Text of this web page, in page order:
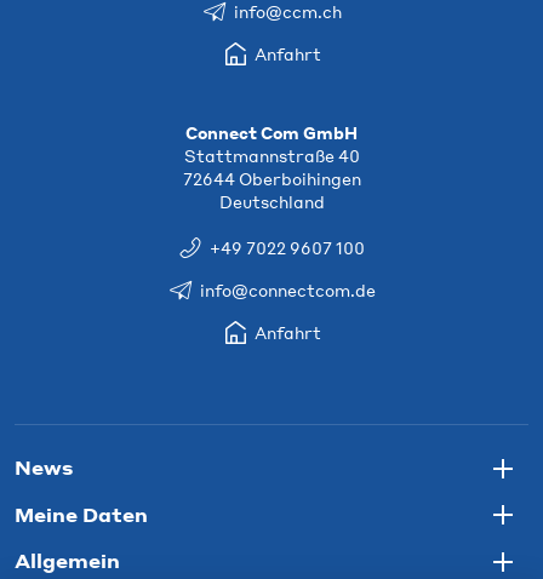
info@ccm.ch
Anfahrt
Connect Com GmbH
Stattmannstraße 40
72644 Oberboihingen
Deutschland
+49 7022 9607 100
info@connectcom.de
Anfahrt
News
Meine Daten
Allgemein